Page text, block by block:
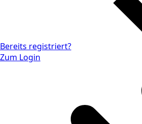
Bereits registriert?
Zum Login